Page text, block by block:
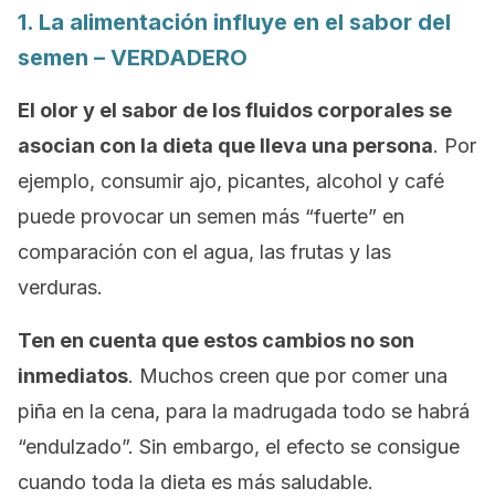
1. La alimentación influye en el sabor del
semen – VERDADERO
El olor y el sabor de los fluidos corporales se
asocian con la dieta que lleva una persona. Por
ejemplo, consumir ajo, picantes, alcohol y café
puede provocar un semen más “fuerte” en
comparación con el agua, las frutas y las
verduras.
Ten en cuenta que estos cambios no son
inmediatos. Muchos creen que por comer una
piña en la cena, para la madrugada todo se habrá
“endulzado”. Sin embargo, el efecto se consigue
cuando toda la dieta es más saludable.